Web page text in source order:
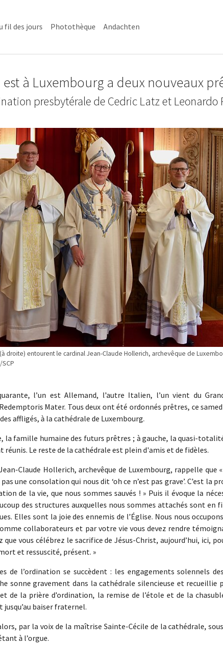
fil des jours Photothèque Andachten
droite) entourent le cardinal Jean-Claude Hollerich, archevêque de
est à Luxembourg a deux nouveaux
presbytérale de Cedric Latz et Leonardo
l’un est Allemand, l’autre Italien, l’un vient du
Mater. Tous deux ont été ordonnés prêtres, ce
affligés, à la cathédrale de Luxembourg.
la famille humaine des futurs prêtres ; à gauche, la quasi-
réunis. Le reste de la cathédrale est plein d'amis et de fidèles.
Claude Hollerich, archevêque de Luxembourg, rappelle que
une consolation qui nous dit ‘oh ce n’est pas grave’. C’est la
de la vie, que nous sommes sauvés ! » Puis il évoque la
des structures auxquelles nous sommes attachés sont en
Elles sont la joie des ennemis de l’Église. Nous nous
collaborateurs et par votre vie vous devez rendre
vous célébrez le sacrifice de Jésus-Christ, aujourd’hui, ici,
et ressuscité, présent. »
de l’ordination se succèdent : les engagements solennels
sonne gravement dans la cathédrale silencieuse et recueillie
de la prière d’ordination, la remise de l’étole et de la
jusqu’au baiser fraternel.
par la voix de la maîtrise Sainte-Cécile de la cathédrale,
à l’orgue.